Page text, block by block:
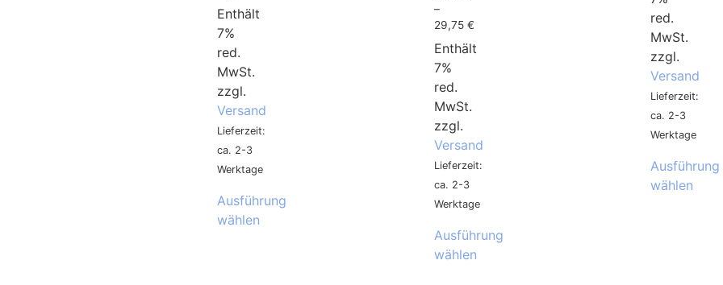
Enthält
7%
red.
MwSt.
zzgl.
Versand
Lieferzeit:
ca. 2-3
Werktage
Ausführung
wählen
–
29,75 €
Enthält
7%
red.
MwSt.
zzgl.
Versand
Lieferzeit:
ca. 2-3
Werktage
Ausführung
wählen
red.
MwSt.
zzgl.
Versand
Lieferzeit:
ca. 2-3
Werktage
Ausführung
wählen